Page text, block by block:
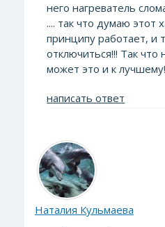
него нагреватель
.... так что думаю этот
принципу работает, и
отключиться!!! Так что
может это и к
написать ответ
Наталия Кульмаева